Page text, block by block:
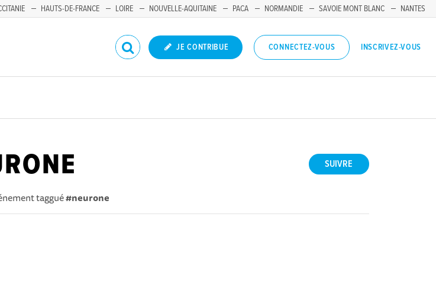
HAUTS-DE-FRANCE LOIRE NOUVELLE-AQUITAINE PACA NORMANDIE SAVOIE MONT BLANC
NANTES
JE CONTRIBUE CONNECTEZ-VOUS INSCRIVEZ-VOUS
SUIVRE
taggué#neurone